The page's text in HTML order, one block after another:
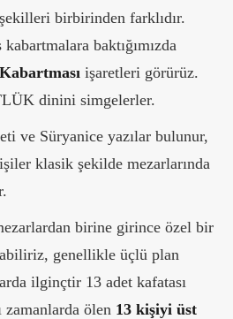
birbirinden farklıdır.
baktığımızda
işaretleri görürüz.
dinini simgelerler.
ve Süryanice yazılar bulunur,
klasik şekilde mezarlarında
birine girince özel bir
genellikle üçlü plan
ilginçtir 13 adet kafatası
ölen 13 kişiyi üst